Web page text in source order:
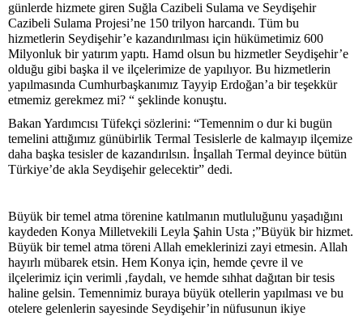
günlerde hizmete giren Suğla Cazibeli Sulama ve Seydişehir
Cazibeli Sulama Projesi’ne 150 trilyon harcandı. Tüm bu
hizmetlerin Seydişehir’e kazandırılması için hükümetimiz 600
Milyonluk bir yatırım yaptı. Hamd olsun bu hizmetler Seydişehir’e
olduğu gibi başka il ve ilçelerimize de yapılıyor. Bu hizmetlerin
yapılmasında Cumhurbaşkanımız Tayyip Erdoğan’a bir teşekkür
etmemiz gerekmez mi? “ şeklinde konuştu.
Bakan Yardımcısı Tüfekçi sözlerini: “Temennim o dur ki bugün
temelini attığımız günübirlik Termal Tesislerle de kalmayıp ilçemize
daha başka tesisler de kazandırılsın. İnşallah Termal deyince bütün
Türkiye’de akla Seydişehir gelecektir” dedi.
Büyük bir temel atma törenine katılmanın mutluluğunu yaşadığını
kaydeden Konya Milletvekili Leyla Şahin Usta ;”Büyük bir hizmet.
Büyük bir temel atma töreni Allah emeklerinizi zayi etmesin. Allah
hayırlı mübarek etsin. Hem Konya için, hemde çevre il ve
ilçelerimiz için verimli ,faydalı, ve hemde sıhhat dağıtan bir tesis
haline gelsin. Temennimiz buraya büyük otellerin yapılması ve bu
otelere gelenlerin sayesinde Seydişehir’in nüfusunun ikiye